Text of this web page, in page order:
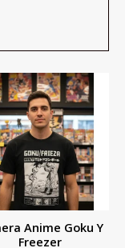
Anime Goku Y
Freezer
Este
tiene
Las
se